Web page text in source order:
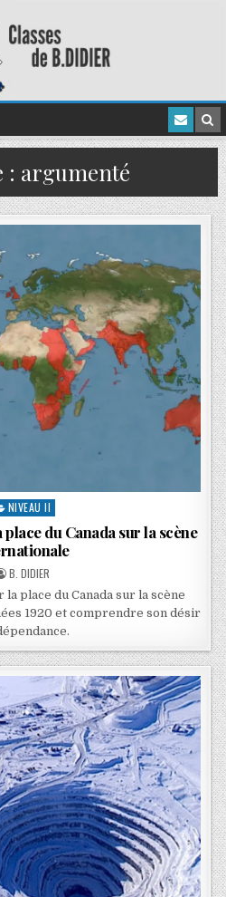
: argumenté
NIVEAU II
du Canada sur la scène
B. DIDIER
place du Canada sur la scène
1920 et comprendre son désir